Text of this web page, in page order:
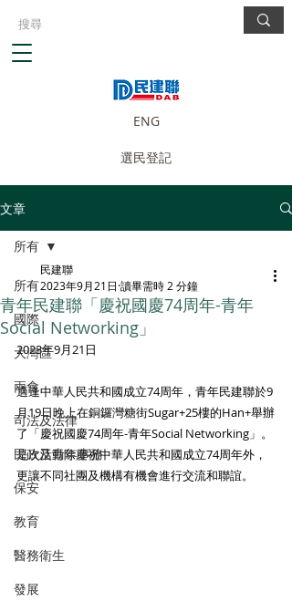
ENG
選民登記
文章
所有
國際
大灣區
兩會
司法及法律
民政及青年事務
保安
教育
醫務衛生
發展
所有
青年民建聯「慶祝國慶74周年-青年
Social Networking」
民建聯
2023年9月21日 讀畢需時 2 分鐘
2023年9月21日
適逢中華人民共和國成立74周年，青年民建聯於9
月19日晚上在銅鑼灣糖街Sugar+25樓的Han+舉辦
了「慶祝國慶74周年-青年Social Networking」。
是次活動除慶祝中華人民共和國成立74周年外，
更讓不同社團及機構有機會進行交流和聯誼。